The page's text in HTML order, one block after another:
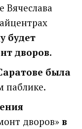
Вячеслава
будет
дворов.
была
паблике.
дворов» в